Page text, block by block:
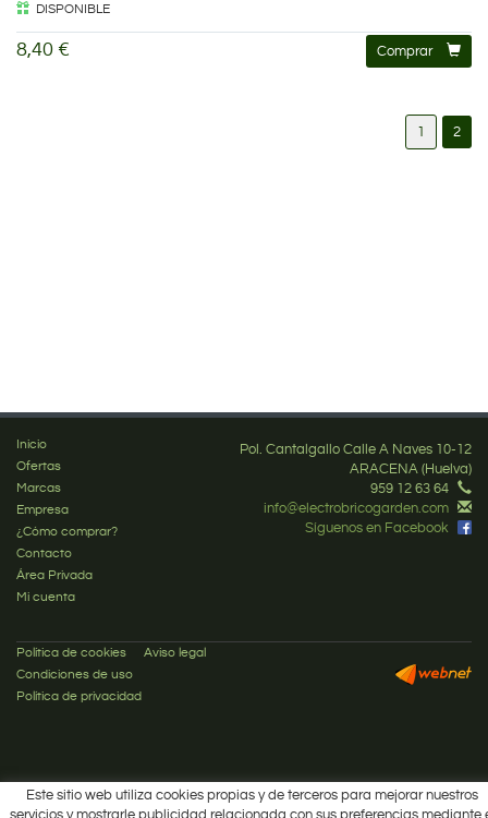
DISPONIBLE
8,40 € Comprar
1 2
Inicio
Ofertas
Marcas
Empresa
¿Cómo comprar?
Contacto
Área Privada
Mi cuenta
Pol. Cantalgallo Calle A Naves 10-12
ARACENA (Huelva)
959 12 63 64
info@electrobricogarden.com
Síguenos en Facebook
Política de cookies
Aviso legal
Condiciones de uso
Política de privacidad
Este sitio web utiliza cookies propias y de terceros para mejorar nuestros
servicios y mostrarle publicidad relacionada con sus preferencias mediante